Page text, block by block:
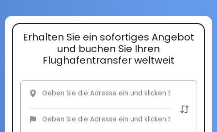
Erhalten Sie ein sofortiges Angebot
und buchen Sie Ihren
Flughafentransfer weltweit